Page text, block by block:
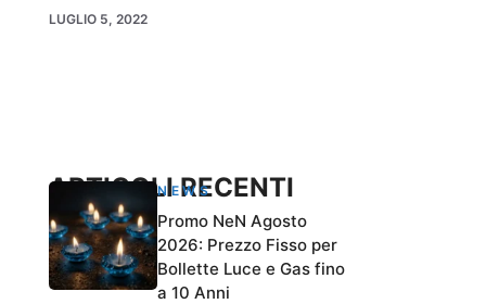
LUGLIO 5, 2022
ARTICOLI RECENTI
NEWS
Promo NeN Agosto
2026: Prezzo Fisso per
Bollette Luce e Gas fino
a 10 Anni